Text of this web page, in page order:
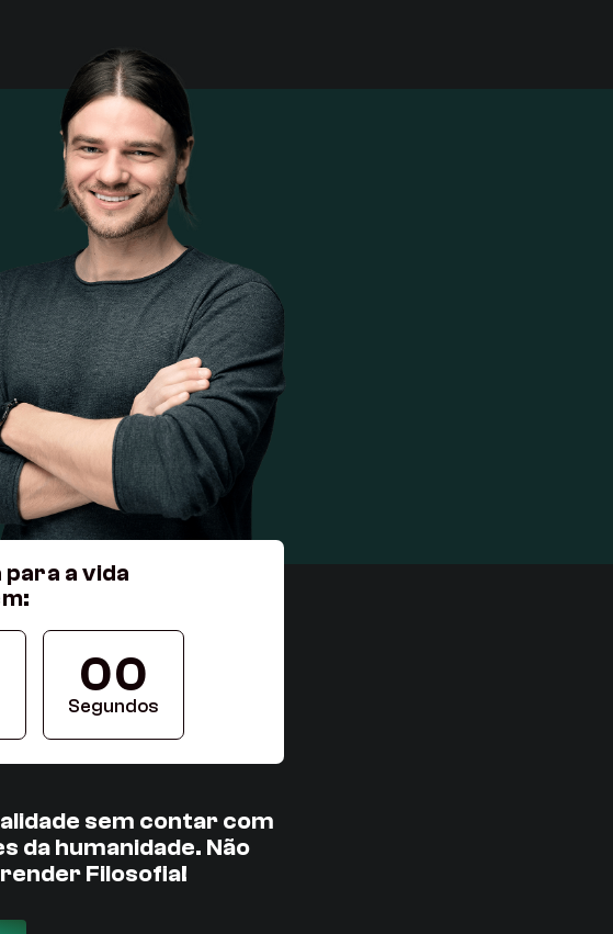
a vida
00
Segundos
sem contar com
da humanidade. Não
Filosofia!